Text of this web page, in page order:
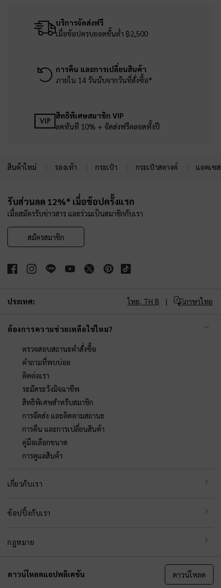
บริการจัดส่งฟรี
เมื่อช้อปครบยอดขั้นต่ำ ฿2,500
การคืน และการเปลี่ยนสินค้า
ภายใน 14 วันนับจากวันที่สั่งซื้อ*
สิทธิพิเศษสมาชิก VIP
ลดทันที 10% + จัดส่งฟรีตลอดทั้งปี
สินค้าใหม่ รองเท้า กระเป๋า กระเป๋าสตางค์ แอคเซ
รับส่วนลด 12%* เมื่อช้อปครั้งแรก
เมื่อสมัครรับข่าวสาร และร่วมเป็นสมาชิกกับเรา
สมัครสมาชิก
ประเทศ: ไทย, TH ฿ ภาษาไทย
ต้องการความช่วยเหลือใช่ไหม?
ตรวจสอบสถานะคำสั่งซื้อ
คำถามที่พบบ่อย
ติดต่อเรา
ระมัดระวังมิจฉาชีพ
สิทธิพิเศษสำหรับสมาชิก
การจัดส่ง และติดตามสถานะ
การคืน และการเปลี่ยนสินค้า
คู่มือเลือกขนาด
การดูแลสินค้า
เกี่ยวกับเรา
ช้อปปิ้งกับเรา
กฎหมาย
ดาวน์โหลดแอปพลิเคชัน ดาวน์โหลด